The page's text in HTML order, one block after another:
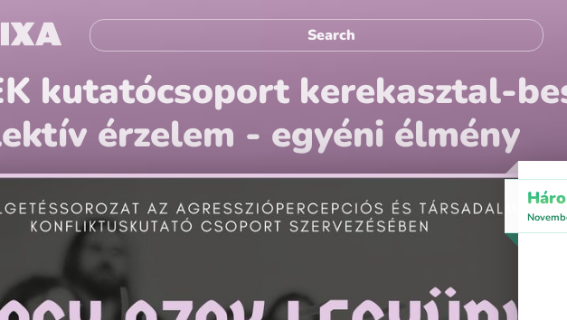
kutatócsoport kerekasztal-
érzelem - egyéni élmény